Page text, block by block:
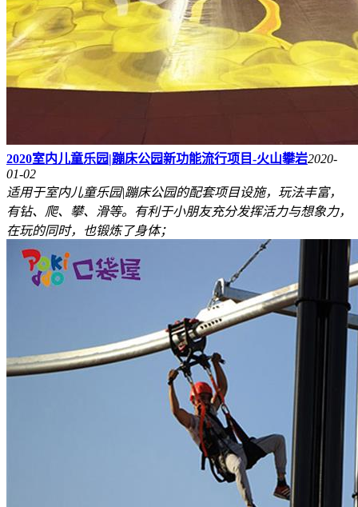
2020室内儿童乐园|蹦床公园新功能流行项目-火山攀岩2020-
01-02
适用于室内儿童乐园|蹦床公园的配套项目设施，玩法丰富，
有钻、爬、攀、滑等。有利于小朋友充分发挥活力与想象力，
在玩的同时，也锻炼了身体；